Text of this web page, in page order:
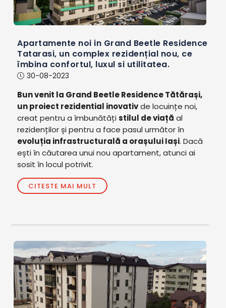
Apartamente noi in Grand Beetle Residence
Tatarasi, un complex rezidențial nou, ce
îmbina confortul, luxul si utilitatea.
30-08-2023
Bun venit la Grand Beetle Residence Tătărași,
un proiect rezidential inovativde locuințe noi,
creat pentru a îmbunătățistilul de viață al
rezidenților și pentru a face pasul următor în
evoluția infrastructurală a orașului Iași. Dacă
ești în căutarea unui nou apartament, atunci ai
sosit în locul potrivit.
CITESTE MAI MULT